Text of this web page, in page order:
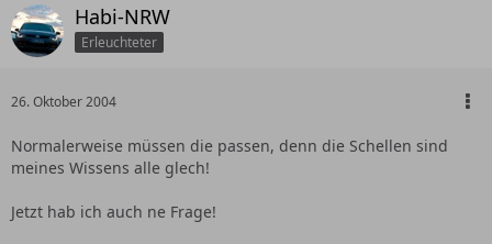
Habi-NRW
Erleuchteter
26. Oktober 2004
Normalerweise müssen die passen, denn die Schellen sind
meines Wissens alle glech!
Jetzt hab ich auch ne Frage!